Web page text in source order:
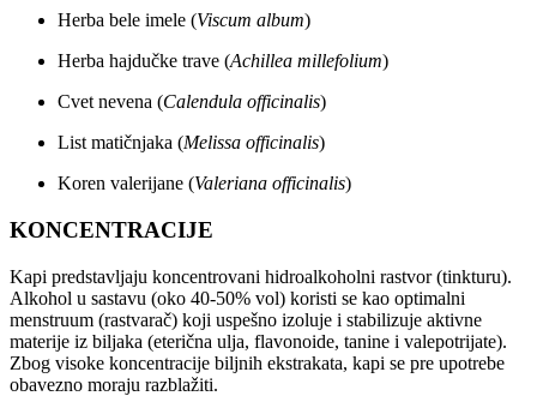
Herba bele imele (Viscum album)
Herba hajdučke trave (Achillea millefolium)
Cvet nevena (Calendula officinalis)
List matičnjaka (Melissa officinalis)
Koren valerijane (Valeriana officinalis)
KONCENTRACIJE
Kapi predstavljaju koncentrovani hidroalkoholni rastvor (tinkturu).
Alkohol u sastavu (oko 40-50% vol) koristi se kao optimalni
menstruum (rastvarač) koji uspešno izoluje i stabilizuje aktivne
materije iz biljaka (eterična ulja, flavonoide, tanine i valepotrijate).
Zbog visoke koncentracije biljnih ekstrakata, kapi se pre upotrebe
obavezno moraju razblažiti.